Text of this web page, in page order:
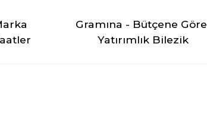
Gramına - Bütçene Göre
Yatırımlık Bilezik